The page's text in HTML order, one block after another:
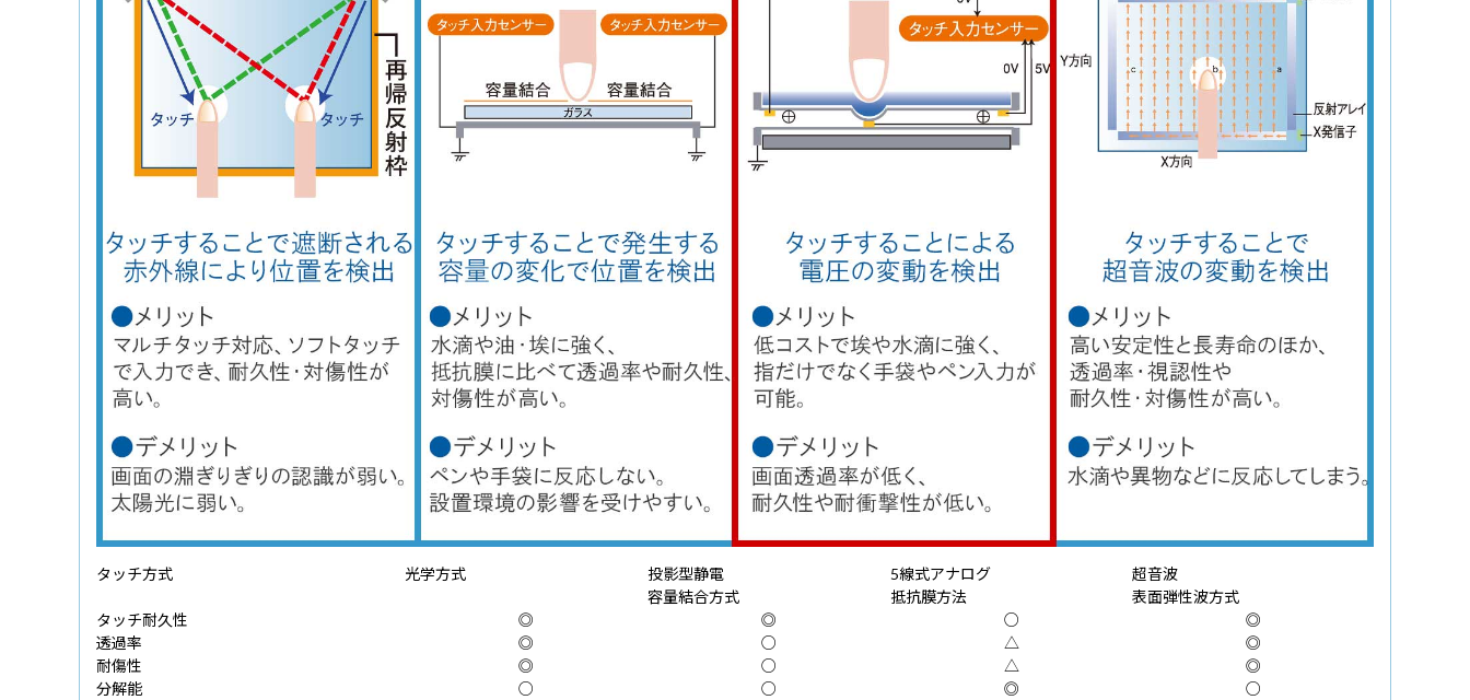
タッチ方式 光学方式
投影型静電
容量結合方式
5線式アナログ
抵抗膜方法
超音波
表面弾性波方式
タッチ耐久性
◎ ◎ ○
◎
透過率
◎ ○ △
◎
耐傷性
◎ ○ △
◎
分解能
○ ○ ◎
○